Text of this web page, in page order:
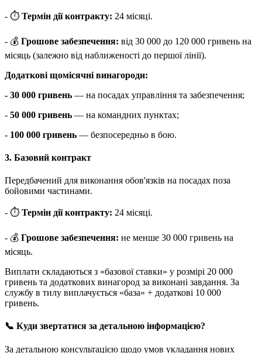
- ⏱ Термін дії контракту: 24 місяці.
- 💰 Грошове забезпечення: від 30 000 до 120 000 гривень на
місяць (залежно від наближеності до першої лінії).
Додаткові щомісячні винагороди:
- 30 000 гривень — на посадах управління та забезпечення;
- 50 000 гривень — на командних пунктах;
- 100 000 гривень — безпосередньо в бою.
3. Базовий контракт
Передбачений для виконання обов'язків на посадах поза
бойовими частинами.
- ⏱ Термін дії контракту: 24 місяці.
- 💰 Грошове забезпечення: не менше 30 000 гривень на
місяць.
Виплати складаються з «базової ставки» у розмірі 20 000
гривень та додаткових винагород за виконані завдання. За
службу в тилу виплачується «база» + додаткові 10 000
гривень.
📞 Куди звертатися за детальною інформацією?
За детальною консультацією щодо умов укладання нових